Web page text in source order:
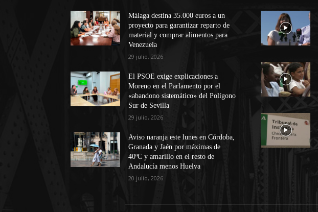
Málaga destina 35.000 euros a un
proyecto para garantizar reparto de
material y comprar alimentos para
Venezuela
29 julio, 2026
El PSOE exige explicaciones a
Moreno en el Parlamento por el
«abandono sistemático» del Polígono
Sur de Sevilla
29 julio, 2026
Aviso naranja este lunes en Córdoba,
Granada y Jaén por máximas de
40ºC y amarillo en el resto de
Andalucía menos Huelva
20 julio, 2026